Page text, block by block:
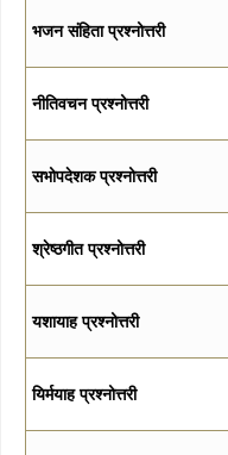
भजन संहिता प्रश्नोत्तरी
नीतिवचन प्रश्नोत्तरी
सभोपदेशक प्रश्नोत्तरी
श्रेष्ठगीत प्रश्नोत्तरी
यशायाह प्रश्नोत्तरी
यिर्मयाह प्रश्नोत्तरी